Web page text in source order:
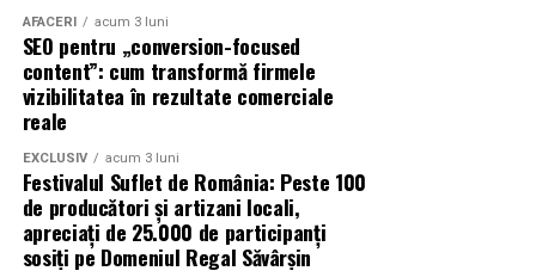
AFACERI acum 3 luni
SEO pentru „conversion-focused
content”: cum transformă firmele
vizibilitatea în rezultate comerciale
reale
EXCLUSIV acum 3 luni
Festivalul Suflet de România: Peste 100
de producători și artizani locali,
apreciați de 25.000 de participanți
sosiți pe Domeniul Regal Săvârșin